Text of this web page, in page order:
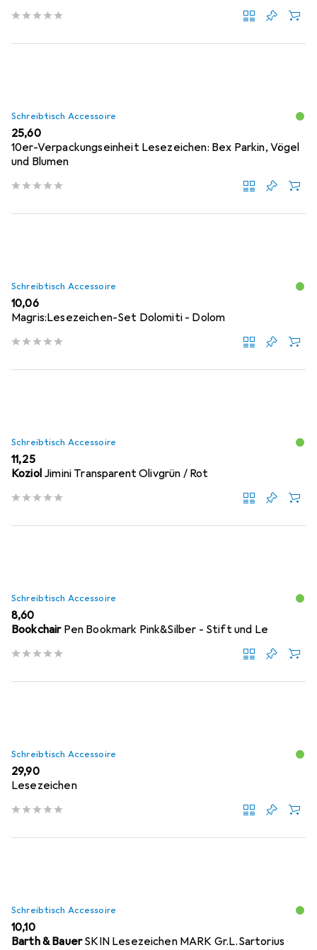
Schreibtisch Accessoire
EUR
25,60
10er-Verpackungseinheit Lesezeichen: Bex Parkin, Vögel
und Blumen
Schreibtisch Accessoire
EUR
10,06
Magris:Lesezeichen-Set Dolomiti - Dolom
Schreibtisch Accessoire
EUR
11,25
Koziol Jimini Transparent Olivgrün / Rot
Schreibtisch Accessoire
EUR
8,60
Bookchair Pen Bookmark Pink&Silber - Stift und Le
Schreibtisch Accessoire
EUR
29,90
Lesezeichen
Schreibtisch Accessoire
EUR
10,10
Barth & BauerSKIN Lesezeichen MARK Gr.L.Sartorius